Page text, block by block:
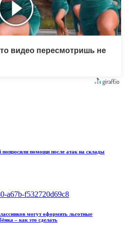
видео пересмотришь не
попросили помощи после атак на склады
могут оформить льготные
– как это сделать